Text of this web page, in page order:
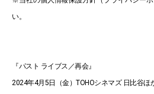
い。
『パスト ライブス／再会』
2024年4月5日（金）TOHOシネマズ 日比谷ほ